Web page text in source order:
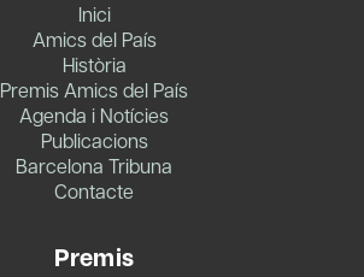
Inici
Amics del País
Història
Premis Amics del País
Agenda i Notícies
Publicacions
Barcelona Tribuna
Contacte
Premis